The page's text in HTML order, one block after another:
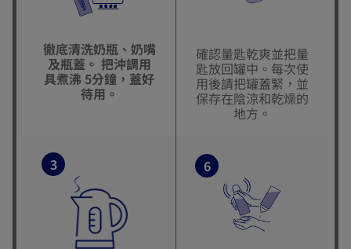
徹底清洗奶瓶、奶嘴
及瓶蓋。 把沖調用
具煮沸 5分鐘，蓋好
待用。
確認量匙乾爽並把量
匙放回罐中。每次使
用後請把罐蓋緊，並
保存在陰涼和乾燥的
地方。
3 6